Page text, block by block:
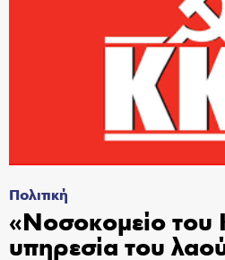
Πολιτική
«Νοσοκομείο του
υπηρεσία του